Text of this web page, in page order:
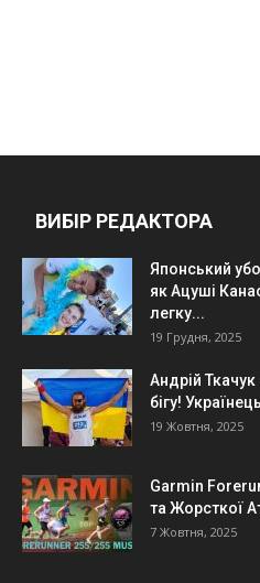
ВИБІР РЕДАКТОРА
Японський
як Ацуші
легку...
19 Грудня, 2025
Андрій
бігу!
19 Жовтня, 2025
Garmin
та Жорсткої
7 Жовтня, 2025